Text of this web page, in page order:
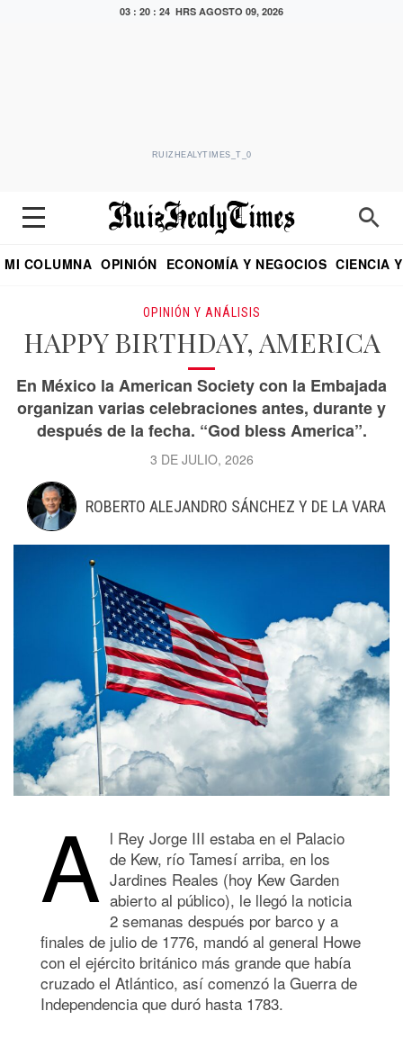
03 : 20 : 25 HRS AGOSTO 09, 2026
RUIZHEALYTIMES_T_0
MI COLUMNA OPINIÓN ECONOMÍA Y NEGOCIOS CIENCIA
OPINIÓN Y ANÁLISIS
HAPPY BIRTHDAY, AMERICA
En México la American Society con la Embajada
organizan varias celebraciones antes, durante y
después de la fecha. “God bless America”.
3 DE JULIO, 2026
ROBERTO ALEJANDRO SÁNCHEZ Y DE LA VARA
A l Rey Jorge III estaba en el Palacio
de Kew, río Tamesí arriba, en los
Jardines Reales (hoy Kew Garden
abierto al público), le llegó la noticia
2 semanas después por barco y a
finales de julio de 1776, mandó al general Howe
con el ejército británico más grande que había
cruzado el Atlántico, así comenzó la Guerra de
Independencia que duró hasta 1783.